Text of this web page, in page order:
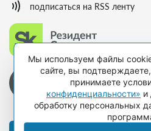
подписаться на RSS ленту
Мы используем файлы
сайте, вы
принимаете
конфиденциальности» и
обработку персональных